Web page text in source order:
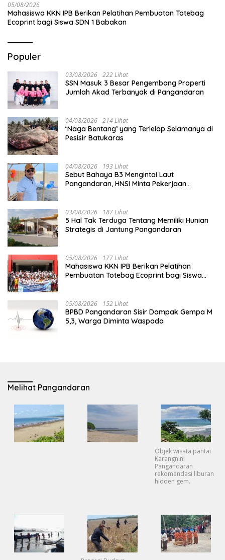
05/08/2026
Mahasiswa KKN IPB Berikan Pelatihan Pembuatan Totebag
Ecoprint bagi Siswa SDN 1 Babakan
Populer
03/08/2026 222 Lihat
SSN Masuk 3 Besar Pengembang Properti
Jumlah Akad Terbanyak di Pangandaran
04/08/2026 214 Lihat
‘Naga Bentang’ yang Terlelap Selamanya di
Pesisir Batukaras
04/08/2026 193 Lihat
Sebut Bahaya B3 Mengintai Laut
Pangandaran, HNSI Minta Pekerjaan
03/08/2026 187 Lihat
5 Hal Tak Terduga Tentang Memiliki Hunian
Strategis di Jantung Pangandaran
05/08/2026 177 Lihat
Mahasiswa KKN IPB Berikan Pelatihan
Pembuatan Totebag Ecoprint bagi Siswa
05/08/2026 152 Lihat
BPBD Pangandaran Sisir Dampak Gempa M
5,3, Warga Diminta Waspada
Melihat Pangandaran
Objek wisata pantai
Karangnini
Pangandaran
rekomendasi liburan
hidden gem.